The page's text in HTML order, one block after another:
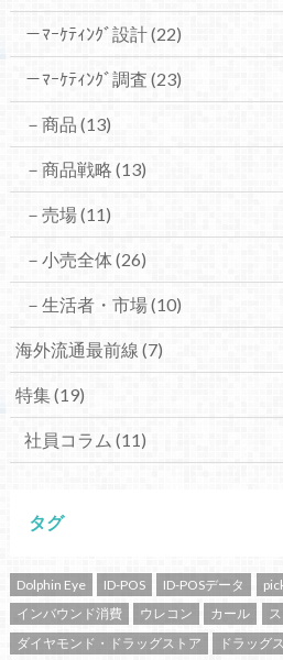
－ﾏｰｹﾃｨﾝｸﾞ設計(22)
－ﾏｰｹﾃｨﾝｸﾞ調査 (23)
－商品 (13)
－商品戦略 (13)
－売場(11)
－小売全体 (26)
－生活者・市場(10)
海外流通最前線 (7)
特集(19)
社員コラム (11)
タグ
Dolphin Eye ID-POS ID-POSデータ
インバウンド消費
ウレコン カール
ダイヤモンド・ドラッグストア
ドラッグ